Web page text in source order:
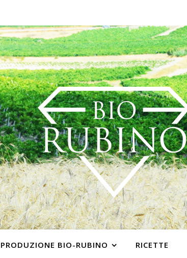
PRODUZIONE BIO-RUBINO RICETTE